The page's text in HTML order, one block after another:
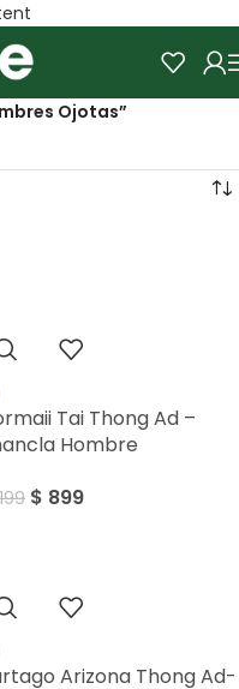
Ojotas”
Tai Thong Ad –
Hombre
$ 899
Arizona Thong Ad-